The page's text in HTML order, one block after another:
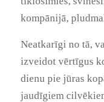
kompānijā,
Neatkarīgi no tā,
izveidot vērtīgus
dienu pie jūras
jaudīgiem